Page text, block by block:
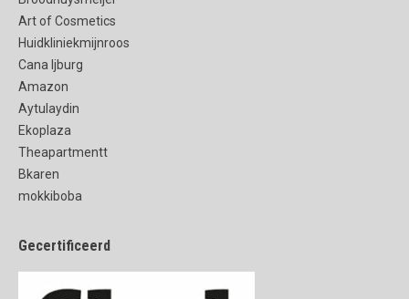
Art of Cosmetics
Huidkliniekmijnroos
Cana Ijburg
Amazon
Aytulaydin
Ekoplaza
Theapartmentt
Bkaren
mokkiboba
Gecertificeerd